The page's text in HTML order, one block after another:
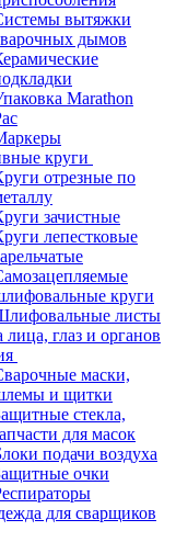
вытяжки
дымов
Marathon
круги
отрезные по
зачистные
лепестковые
круги
листы
лица, глаз и органов
маски,
и щитки
стекла,
для масок
подачи воздуха
очки
для сварщиков